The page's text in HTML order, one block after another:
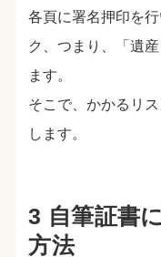
各頁に署名押印を
ク、つまり、「遺
ます。
そこで、かかるリ
します。
3 自筆証書
方法